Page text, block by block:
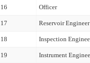
16 Officer
17 Reservoir Engineer
18 Inspection
19 Instrument